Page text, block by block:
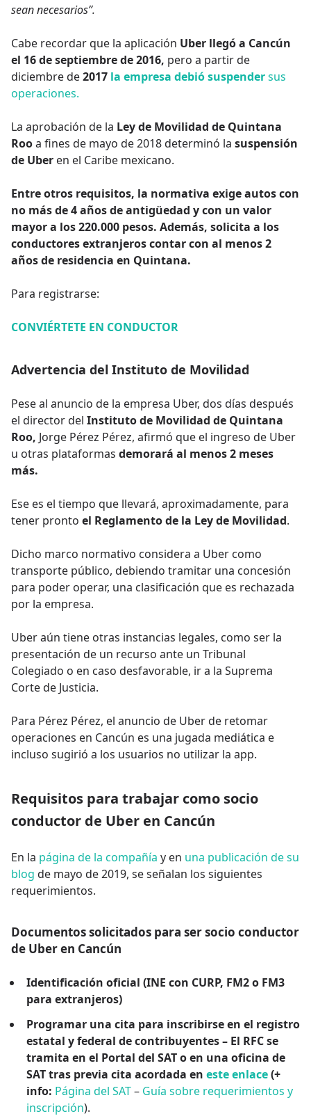
sean necesarios”.
Cabe recordar que la aplicación Uber llegó a Cancún
el 16 de septiembre de 2016, pero a partir de
diciembre de2017 la empresa debió suspendersus
operaciones.
La aprobación de la Ley de Movilidad de Quintana
Rooa fines de mayo de 2018 determinó la suspensión
de Uber en el Caribe mexicano.
Entre otros requisitos, la normativa exige autos con
no más de 4 años de antigüedad y con un valor
mayor a los 220.000 pesos. Además, solicita a los
conductores extranjeros contar con al menos 2
años de residencia en Quintana.
Para registrarse:
CONVIÉRTETE EN CONDUCTOR
Advertencia del Instituto de Movilidad
Pese al anuncio de la empresa Uber, dos días después
el director del Instituto de Movilidad de Quintana
Roo, Jorge Pérez Pérez, afirmó que el ingreso de Uber
u otras plataformas demorará al menos 2 meses
más.
Ese es el tiempo que llevará, aproximadamente, para
tener pronto el Reglamento de la Ley de Movilidad.
Dicho marco normativo considera a Uber como
transporte público, debiendo tramitar una concesión
para poder operar, una clasificación que es rechazada
por la empresa.
Uber aún tiene otras instancias legales, como ser la
presentación de un recurso ante un Tribunal
Colegiado o en caso desfavorable, ir a la Suprema
Corte de Justicia.
Para Pérez Pérez, el anuncio de Uber de retomar
operaciones en Cancún es una jugada mediática e
incluso sugirió a los usuarios no utilizar la app.
Requisitos para trabajar como socio
conductor de Uber en Cancún
En la página de la compañía y en una publicación de su
blog de mayo de 2019, se señalan los siguientes
requerimientos.
Documentos solicitados para ser socio conductor
de Uber en Cancún
Identificación oficial (INE con CURP, FM2 o FM3
para extranjeros)
Programar una cita para inscribirse en el registro
estatal y federal de contribuyentes – El RFC se
tramita en el Portal del SAT o en una oficina de
SAT tras previa cita acordada en este enlace(+
info: Página del SAT– Guía sobre requerimientos y
inscripción).